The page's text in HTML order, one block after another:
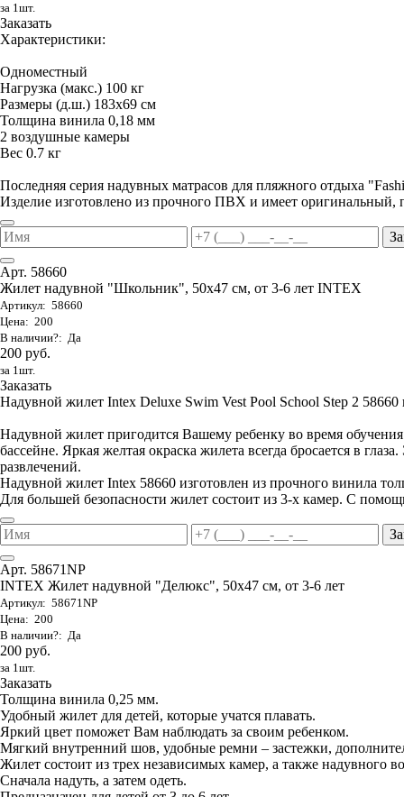
за 1шт.
Заказать
Характеристики:
Одноместный
Нагрузка (макс.) 100 кг
Размеры (д.ш.) 183х69 см
Толщина винила 0,18 мм
2 воздушные камеры
Вес 0.7 кг
Последняя серия надувных матрасов для пляжного отдыха
Изделие изготовлено из прочного ПВХ и имеет оригинальный,
Арт. 58660
Жилет надувной "Школьник", 50х47 см, от 3-6 лет INTEX
Артикул: 58660
Цена: 200
В наличии?: Да
200 руб.
за 1шт.
Заказать
Надувной жилет Intex Deluxe Swim Vest Pool School Step 2 58660
Надувной жилет пригодится Вашему ребенку во время
бассейне. Яркая желтая окраска жилета всегда бросается в
развлечений.
Надувной жилет Intex 58660 изготовлен из прочного винила
Для большей безопасности жилет состоит из 3-х камер. С
Арт. 58671NP
INTEX Жилет надувной "Делюкс", 50х47 см, от 3-6 лет
Артикул: 58671NP
Цена: 200
В наличии?: Да
200 руб.
за 1шт.
Заказать
Толщина винила 0,25 мм.
Удобный жилет для детей, которые учатся плавать.
Яркий цвет поможет Вам наблюдать за своим ребенком.
Мягкий внутренний шов, удобные ремни – застежки,
Жилет состоит из трех независимых камер, а также надувного
Сначала надуть, а затем одеть.